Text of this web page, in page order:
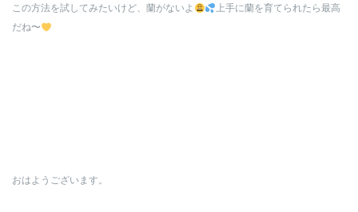
この方法を試してみたいけど、蘭がないよ
上手に蘭を育てられたら最高
だね〜
おはようございます。